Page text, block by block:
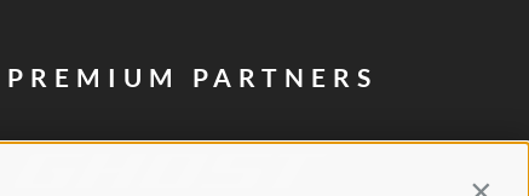
PREMIUM PARTNERS